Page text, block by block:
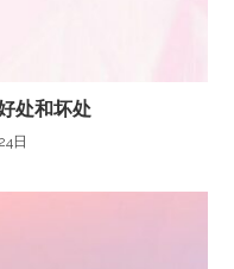
处和坏处
日